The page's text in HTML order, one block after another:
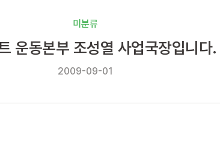
미분류
운동본부 조성열 사업국장입니다.
2009-09-01